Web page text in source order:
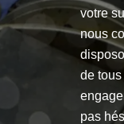
votre
nous
de
pas